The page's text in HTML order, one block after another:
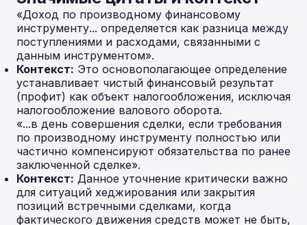
«Доход по производному финансовому
инструменту... определяется как разница между
поступлениями и расходами, связанными с
данным инструментом».
Контекст: Это основополагающее определение
устанавливает чистый финансовый результат
(профит) как объект налогообложения, исключая
налогообложение валового оборота.
«...в день совершения сделки, если требования
по производному инструменту полностью или
частично компенсируют обязательства по ранее
заключенной сделке».
Контекст: Данное уточнение критически важно
для ситуаций хеджирования или закрытия
позиций встречными сделками, когда
фактического движения средств может не быть,